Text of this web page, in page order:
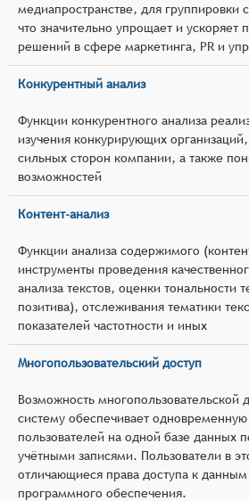
медиапространстве, для
что значительно упрощает и ускоряет
решений в сфере маркетинга, PR и
Конкурентный анализ
Функции конкурентного анализа
изучения конкурирующих
сильных сторон компании, а также
возможностей
Контент-анализ
Функции анализа содержимого
инструменты проведения
анализа текстов, оценки тональности
позитива), отслеживания тематики
показателей частотности и иных
Многопользовательский доступ
Возможность многопользовательской
систему обеспечивает одновременную
пользователей на одной базе данных
учётными записями. Пользователи в
отличающиеся права доступа к
программного обеспечения.